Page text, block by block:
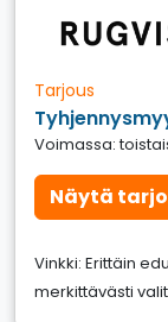
Tarjous
Voimassa:
Näytä
Vinkki: Erittäin
merkittävästi